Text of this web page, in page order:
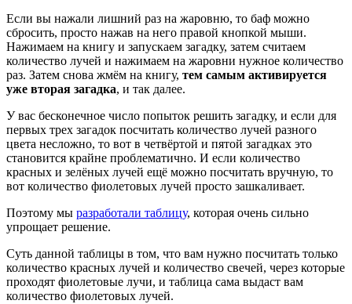
Если вы нажали лишний раз на жаровню, то баф можно
сбросить, просто нажав на него правой кнопкой мыши.
Нажимаем на книгу и запускаем загадку, затем считаем
количество лучей и нажимаем на жаровни нужное количество
раз. Затем снова жмём на книгу, тем самым активируется
уже вторая загадка, и так далее.
У вас бесконечное число попыток решить загадку, и если для
первых трех загадок посчитать количество лучей разного
цвета несложно, то вот в четвёртой и пятой загадках это
становится крайне проблематично. И если количество
красных и зелёных лучей ещё можно посчитать вручную, то
вот количество фиолетовых лучей просто зашкаливает.
Поэтому мы разработали таблицу, которая очень сильно
упрощает решение.
Суть данной таблицы в том, что вам нужно посчитать только
количество красных лучей и количество свечей, через которые
проходят фиолетовые лучи, и таблица сама выдаст вам
количество фиолетовых лучей.